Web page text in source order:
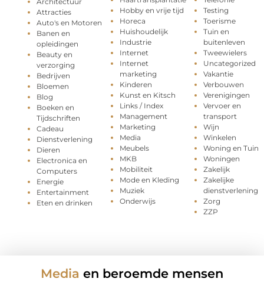
Attracties
Auto's en Motoren
Banen en
opleidingen
Beauty en
verzorging
Bedrijven
Bloemen
Blog
Boeken en
Tijdschriften
Cadeau
Dienstverlening
Dieren
Electronica en
Computers
Energie
Entertainment
Eten en drinken
Hobby en vrije tijd
Horeca
Huishoudelijk
Industrie
Internet
Internet
marketing
Kinderen
Kunst en Kitsch
Links / Index
Management
Marketing
Media
Meubels
MKB
Mobiliteit
Mode en Kleding
Muziek
Onderwijs
Testing
Toerisme
Tuin en
buitenleven
Tweewielers
Uncategorized
Vakantie
Verbouwen
Verenigingen
Vervoer en
transport
Wijn
Winkelen
Woning en Tuin
Woningen
Zakelijk
Zakelijke
dienstverlening
Zorg
ZZP
Media en beroemde mensen